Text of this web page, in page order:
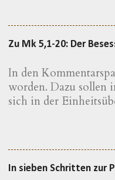
zum
eine
Zu Mk 5,1-20: Der
In den
worden. Dazu sollen
sich in der
gegliederten
Geheilten selbst
In sieben Schritten zur